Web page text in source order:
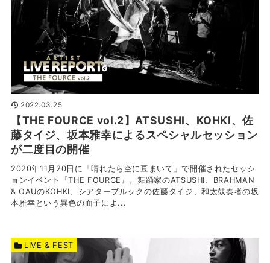
2022.03.25
【THE FOURCE vol.2】ATSUSHI、KOHKI、佐
藤タイジ、坂本雅幸によるスペシャルセッション
が二度目の開催
2020年11月20日に「晴れたら空に豆まいて」で開催されたセッシ
ョンイベント『THE FOURCE』。舞踊家のATSUSHI、BRAHMAN
& OAUのKOHKI、シアターブルックの佐藤タイジ、和太鼓奏者の坂
本雅幸という異色の面子によ...
LIVE & FEST